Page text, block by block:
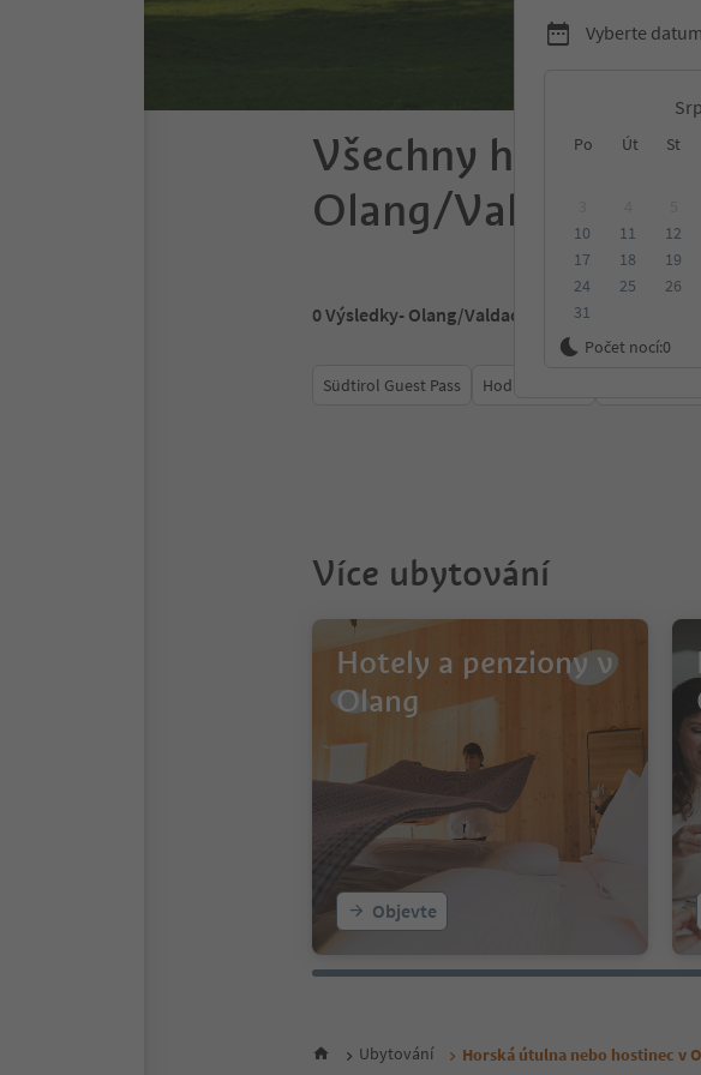
Vyberte
Po Út St
10
11 12
17
18 19
24
25 26
31
Počet nocí:0
Všechny horské
Olang/Valdaora
0Výsledky- Olang/Valdaora
Südtirol Guest Pass Hodnocení
Více ubytování
Hotely a penziony v
Olang
Objevte
Ubytování Horská útulna nebo hostinec v